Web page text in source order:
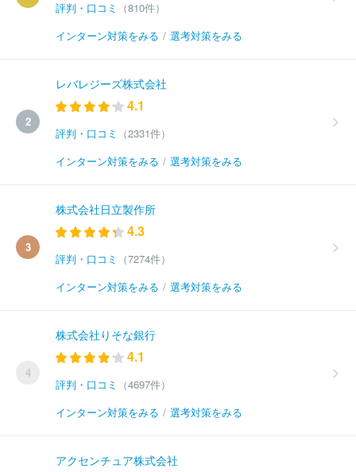
評判・口コミ
（810件）
インターン対策をみる / 選考対策をみる
2
レバレジーズ株式会社
4.1
評判・口コミ
（2331件）
インターン対策をみる / 選考対策をみる
3
株式会社日立製作所
4.3
評判・口コミ
（7274件）
インターン対策をみる / 選考対策をみる
4
株式会社りそな銀行
4.1
評判・口コミ
（4697件）
インターン対策をみる / 選考対策をみる
アクセンチュア株式会社